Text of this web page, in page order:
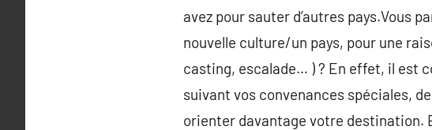
avez pour sauter d’autres pays.Vous
nouvelle culture/un pays, pour une
casting, escalade… ) ? En effet, il est
suivant vos convenances spéciales,
orienter davantage votre destination.